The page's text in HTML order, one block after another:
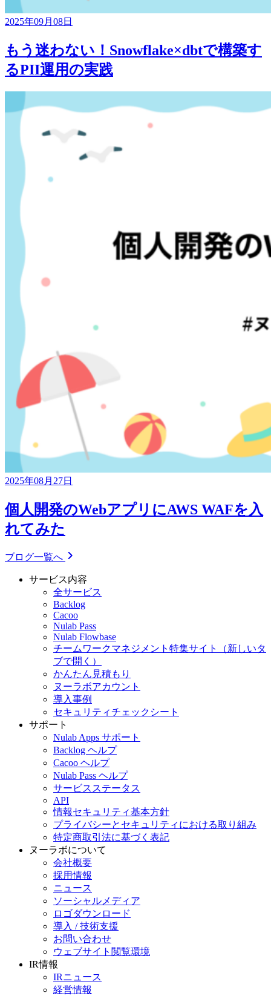
2025年09月08日
もう迷わない！Snowflake×dbtで構築す
るPII運用の実践
2025年08月27日
個人開発のWebアプリにAWS WAFを入
れてみた
ブログ一覧へ
サービス内容
全サービス
Backlog
Cacoo
Nulab Pass
Nulab Flowbase
チームワークマネジメント特集サイト
（新しいタ
ブで開く）
かんたん見積もり
ヌーラボアカウント
導入事例
セキュリティチェックシート
サポート
Nulab Apps サポート
Backlog ヘルプ
Cacoo ヘルプ
Nulab Pass ヘルプ
サービスステータス
API
情報セキュリティ基本方針
プライバシーとセキュリティにおける取り組み
特定商取引法に基づく表記
ヌーラボについて
会社概要
採用情報
ニュース
ソーシャルメディア
ロゴダウンロード
導入 / 技術支援
お問い合わせ
ウェブサイト閲覧環境
IR情報
IRニュース
経営情報